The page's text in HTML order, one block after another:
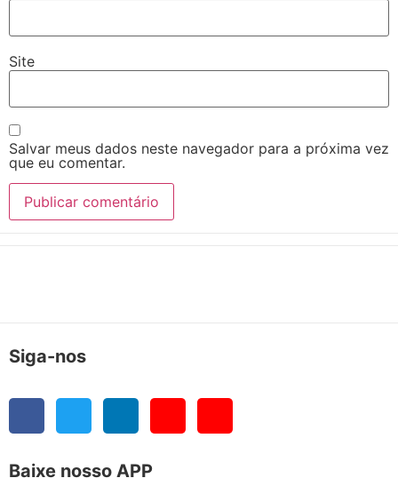
Site
Salvar meus dados neste navegador para a próxima vez
que eu comentar.
Siga-nos
Baixe nosso APP